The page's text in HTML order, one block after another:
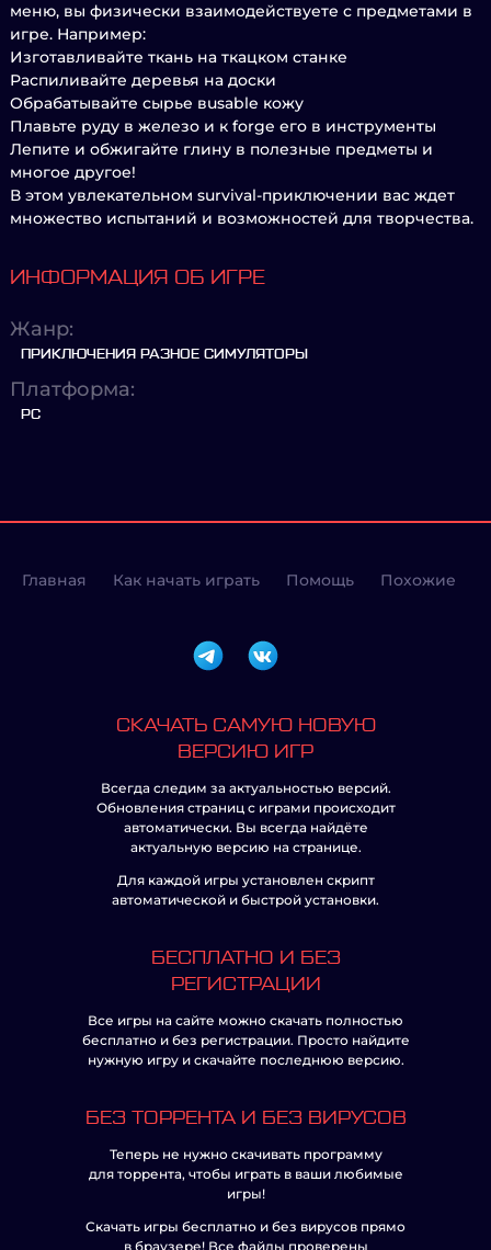
меню, вы физически взаимодействуете с предметами в
игре. Например:
Изготавливайте ткань на ткацком станке
Распиливайте деревья на доски
Обрабатывайте сырье вusable кожу
Плавьте руду в железо и к forge его в инструменты
Лепите и обжигайте глину в полезные предметы и
многое другое!
В этом увлекательном survival-приключении вас ждет
множество испытаний и возможностей для творчества.
ИНФОРМАЦИЯ ОБ ИГРЕ
Жанр:
ПРИКЛЮЧЕНИЯ РАЗНОЕ СИМУЛЯТОРЫ
Платформа:
PC
Главная Как начать играть Помощь Похожие
СКАЧАТЬ САМУЮ НОВУЮ
ВЕРСИЮ ИГР
Всегда следим за актуальностью версий.
Обновления страниц с играми происходит
автоматически. Вы всегда найдёте
актуальную версию на странице.
Для каждой игры установлен скрипт
автоматической и быстрой установки.
БЕСПЛАТНО И БЕЗ
РЕГИСТРАЦИИ
Все игры на сайте можно скачать полностью
бесплатно и без регистрации. Просто найдите
нужную игру и скачайте последнюю версию.
БЕЗ ТОРРЕНТА И БЕЗ ВИРУСОВ
Теперь не нужно скачивать программу
для торрента, чтобы играть в ваши любимые
игры!
Скачать игры бесплатно и без вирусов прямо
в браузере! Все файлы проверены